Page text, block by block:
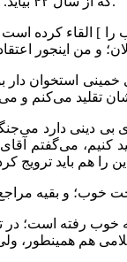
را ] القاء کرده
استخوان دار
بی دینی دارد
کنیم، می‌گفتم
خوب رفته است؛ در